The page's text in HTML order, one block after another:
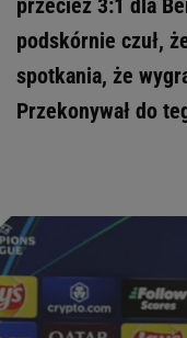
przecież 3:1 dla
podskórnie czuł,
spotkania, że
Przekonywał do